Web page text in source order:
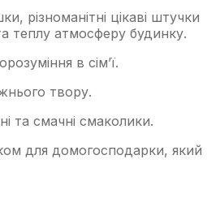
різноманітні цікаві штучки
теплу атмосферу будинку.
в сім’ї.
твору.
та смачні смаколики.
для домогосподарки, який